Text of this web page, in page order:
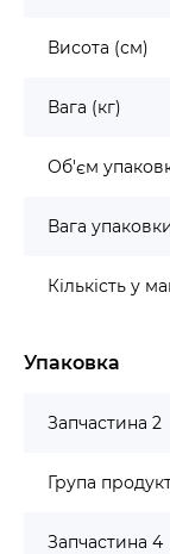
Висота (см)
Вага (кг)
Об'єм
Вага
Кількість у
Упаковка
Запчастина 2
Група
Запчастина 4